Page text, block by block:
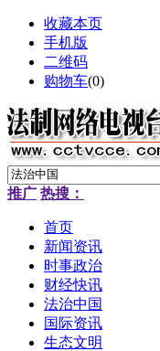
收藏本页
手机版
二维码
购物车(0)
推广 热搜：
首页
新闻资讯
时事政治
财经快讯
法治中国
国际资讯
生态文明